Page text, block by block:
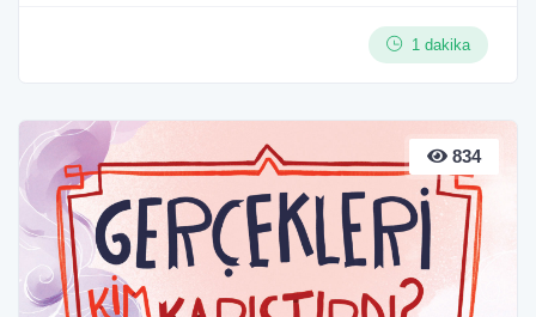
1 dakika
834